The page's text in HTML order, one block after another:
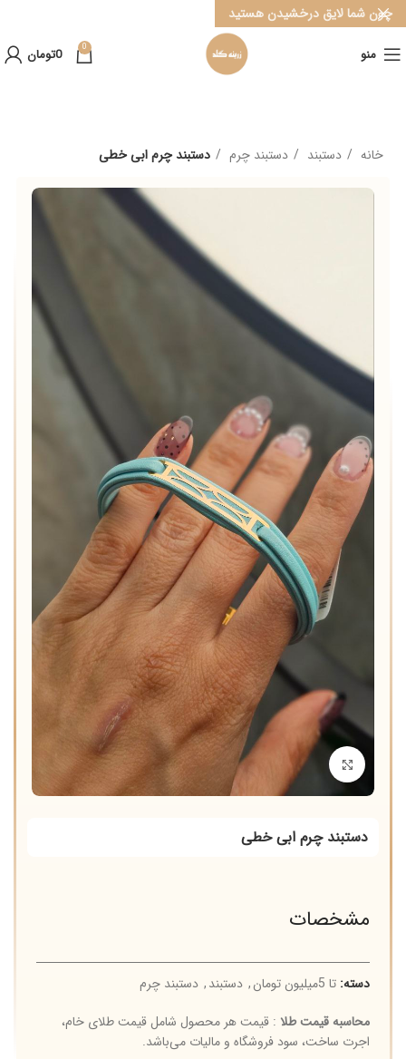
منو 0
0تومان
خانه دستبند دستبند چرم دستبند چرم ابی خطی
برای بزرگنمایی کلیک کنید
دستبند چرم ابی خطی
مشخصات
دسته: تا 5میلیون تومان , دستبند, دستبند چرم
محاسبه قیمت طلا : قیمت هر محصول شامل قیمت طلای خام،
اجرت ساخت، سود فروشگاه و مالیات می‌باشد.
چون شما لایق درخشیدن هستید